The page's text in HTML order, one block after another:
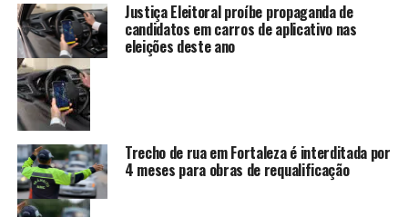
Justiça Eleitoral proíbe propaganda de
candidatos em carros de aplicativo nas
eleições deste ano
Trecho de rua em Fortaleza é interditada por
4 meses para obras de requalificação